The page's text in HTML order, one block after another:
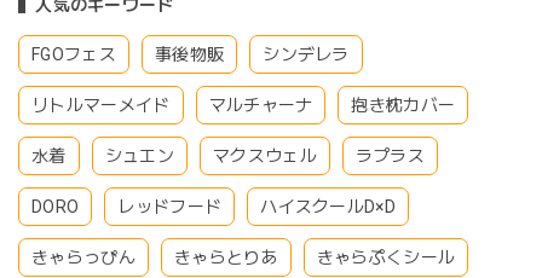
人気のキーワード
FGOフェス 事後物販 シンデレラ
リトルマーメイド マルチャーナ 抱き枕カバー
水着 シュエン マクスウェル ラプラス
DORO レッドフード ハイスクールD×D
きゃらっぴん きゃらとりあ きゃらぷくシール